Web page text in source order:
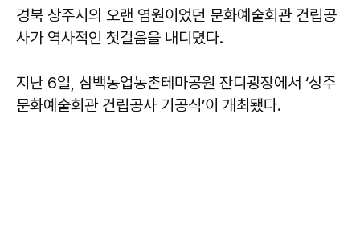
경북 상주시의 오랜 염원이었던 문화예술회관 건립공
사가 역사적인 첫걸음을 내디뎠다.
지난 6일, 삼백농업농촌테마공원 잔디광장에서 ‘상주
문화예술회관 건립공사 기공식’이 개최됐다.